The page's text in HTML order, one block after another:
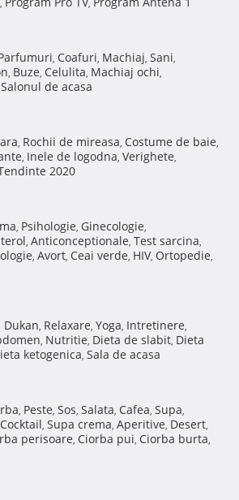
, ,
, Coafuri, Machiaj, Sani,
, Buze, Celulita, Machiaj ochi,
Salonul de acasa
, Rochii de mireasa, Costume de baie,
, Inele de logodna, Verighete,
2020
, Psihologie, Ginecologie,
, Anticonceptionale, Test sarcina,
, Avort, Ceai verde, HIV, Ortopedie,
Dukan, Relaxare, Yoga, Intretinere,
, Nutritie, Dieta de slabit, Dieta
ketogenica, Sala de acasa
, Peste, Sos, Salata, Cafea, Supa,
Cocktail, Supa crema, Aperitive, Desert,
perisoare, Ciorba pui, Ciorba burta,